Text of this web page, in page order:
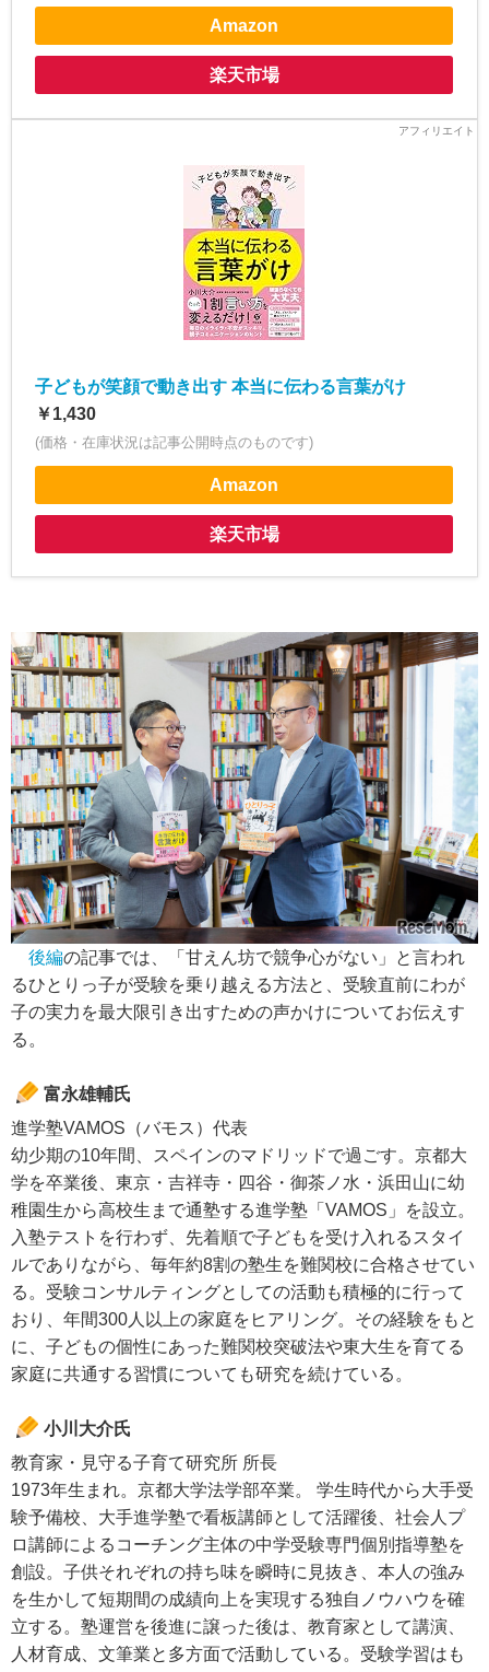
Amazon
楽天市場
子どもが笑顔で動き出す 本当に伝わる言葉がけ
￥1,430
(価格・在庫状況は記事公開時点のものです)
Amazon
楽天市場
後編の記事では、「甘えん坊で競争心がない」と言われ
るひとりっ子が受験を乗り越える方法と、受験直前にわが
子の実力を最大限引き出すための声かけについてお伝えす
る。
富永雄輔氏
進学塾VAMOS（バモス）代表
幼少期の10年間、スペインのマドリッドで過ごす。京都大
学を卒業後、東京・吉祥寺・四谷・御茶ノ水・浜田山に幼
稚園生から高校生まで通塾する進学塾「VAMOS」を設立。
入塾テストを行わず、先着順で子どもを受け入れるスタイ
ルでありながら、毎年約8割の塾生を難関校に合格させてい
る。受験コンサルティングとしての活動も積極的に行って
おり、年間300人以上の家庭をヒアリング。その経験をもと
に、子どもの個性にあった難関校突破法や東大生を育てる
家庭に共通する習慣についても研究を続けている。
小川大介氏
教育家・見守る子育て研究所 所長
1973年生まれ。京都大学法学部卒業。 学生時代から大手受
験予備校、大手進学塾で看板講師として活躍後、社会人プ
ロ講師によるコーチング主体の中学受験専門個別指導塾を
創設。子供それぞれの持ち味を瞬時に見抜き、本人の強み
を生かして短期間の成績向上を実現する独自ノウハウを確
立する。塾運営を後進に譲った後は、教育家として講演、
人材育成、文筆業と多方面で活動している。受験学習はも